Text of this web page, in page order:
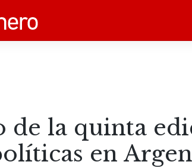
de la quinta
en